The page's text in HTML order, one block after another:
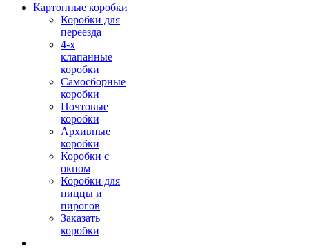
Картонные коробки
Коробки для
переезда
4-х
клапанные
коробки
Самосборные
коробки
Почтовые
коробки
Архивные
коробки
Коробки с
окном
Коробки для
пиццы и
пирогов
Заказать
коробки